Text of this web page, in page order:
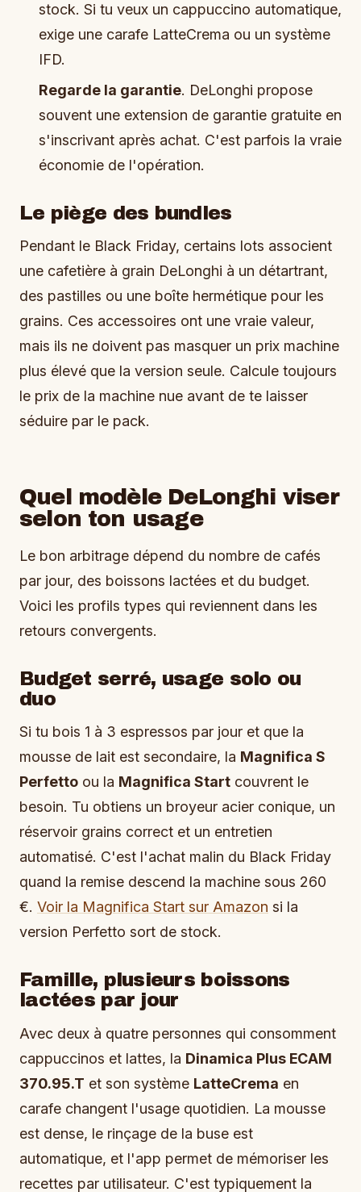
stock. Si tu veux un cappuccino automatique,
exige une carafe LatteCrema ou un système
IFD.
Regarde la garantie. DeLonghi propose
souvent une extension de garantie gratuite en
s'inscrivant après achat. C'est parfois la vraie
économie de l'opération.
Le piège des bundles
Pendant le Black Friday, certains lots associent
une cafetière à grain DeLonghi à un détartrant,
des pastilles ou une boîte hermétique pour les
grains. Ces accessoires ont une vraie valeur,
mais ils ne doivent pas masquer un prix machine
plus élevé que la version seule. Calcule toujours
le prix de la machine nue avant de te laisser
séduire par le pack.
Quel modèle DeLonghi viser
selon ton usage
Le bon arbitrage dépend du nombre de cafés
par jour, des boissons lactées et du budget.
Voici les profils types qui reviennent dans les
retours convergents.
Budget serré, usage solo ou
duo
Si tu bois 1 à 3 espressos par jour et que la
mousse de lait est secondaire, la Magnifica S
Perfetto ou la Magnifica Start couvrent le
besoin. Tu obtiens un broyeur acier conique, un
réservoir grains correct et un entretien
automatisé. C'est l'achat malin du Black Friday
quand la remise descend la machine sous 260
€. Voir la Magnifica Start sur Amazon si la
version Perfetto sort de stock.
Famille, plusieurs boissons
lactées par jour
Avec deux à quatre personnes qui consomment
cappuccinos et lattes, la Dinamica Plus ECAM
370.95.T et son système LatteCrema en
carafe changent l'usage quotidien. La mousse
est dense, le rinçage de la buse est
automatique, et l'app permet de mémoriser les
recettes par utilisateur. C'est typiquement la